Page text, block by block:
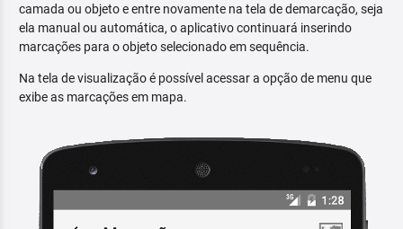
camada ou objeto e entre novamente na tela de demarcação, seja
ela manual ou automática, o aplicativo continuará inserindo
marcações para o objeto selecionado em sequência.
Na tela de visualização é possível acessar a opção de menu que
exibe as marcações em mapa.